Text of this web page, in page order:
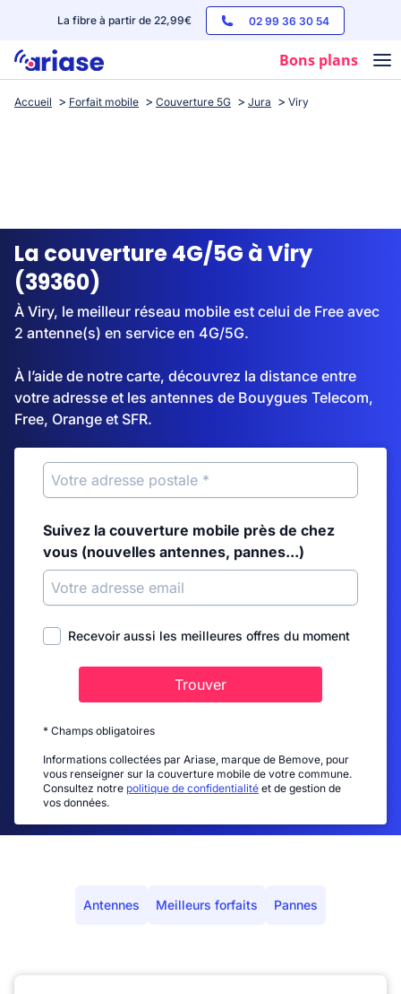
La fibre à partir de 22,99€ 02 99 36 30 54
Bons plans
Box internet
Streaming
Accueil Forfait mobile Couverture 5G Jura Viry
La couverture 4G/5G à Viry
(39360)
À Viry, le meilleur réseau mobile est celui de Free avec
2 antenne(s) en service en 4G/5G.
À l’aide de notre carte, découvrez la distance entre
votre adresse et les antennes de Bouygues Telecom,
Free, Orange et SFR.
Suivez la couverture mobile près de chez
vous (nouvelles antennes, pannes...)
Recevoir aussi les meilleures offres du moment
Trouver
* Champs obligatoires
Informations collectées par Ariase, marque de Bemove, pour
vous renseigner sur la couverture mobile de votre commune.
Consultez notre politique de confidentialité et de gestion de
vos données.
Antennes Meilleurs forfaits Pannes